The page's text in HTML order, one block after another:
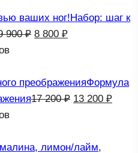
Набор: шаг к
900₽ Первоначальная
9
900 ₽.
8 800 ₽Текущая
800 ₽.Формула
17 200₽
17
13 200 ₽